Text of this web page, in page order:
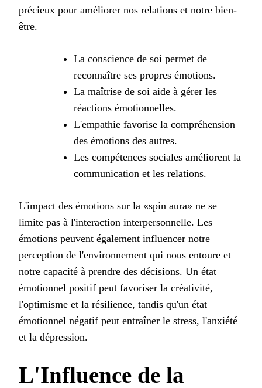
précieux pour améliorer nos relations et notre bien-
être.
La conscience de soi permet de
reconnaître ses propres émotions.
La maîtrise de soi aide à gérer les
réactions émotionnelles.
L'empathie favorise la compréhension
des émotions des autres.
Les compétences sociales améliorent la
communication et les relations.
L'impact des émotions sur la «spin aura» ne se
limite pas à l'interaction interpersonnelle. Les
émotions peuvent également influencer notre
perception de l'environnement qui nous entoure et
notre capacité à prendre des décisions. Un état
émotionnel positif peut favoriser la créativité,
l'optimisme et la résilience, tandis qu'un état
émotionnel négatif peut entraîner le stress, l'anxiété
et la dépression.
L'Influence de la